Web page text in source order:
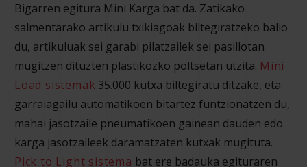
Bigarren egitura Mini Karga bat da. Zatikako
salmentarako artikulu txikiagoak biltegiratzeko balio
du, artikuluak sei garabi pilatzailek sei pasillotan
mugitzen dituzten plastikozko poltsetan utzita. Mini
Load sistemak 35.000 kutxa biltegiratu ditzake, eta
garraiagailu automatikoen bitartez funtzionatzen du,
mahai jasotzaile pneumatikoen gainean dauden edo
karga jasotzaileek daramatzaten kutxak mugituta.
Pick to Light sistema bat ere badauka egituraren